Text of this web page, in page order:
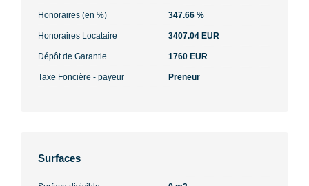
Honoraires (en %) 347.66 %
Honoraires Locataire 3407.04 EUR
Dépôt de Garantie 1760 EUR
Taxe Foncière - payeur Preneur
Surfaces